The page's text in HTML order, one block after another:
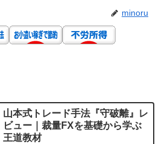
minoru
山本式トレード手法『守破離』レ
ビュー｜裁量FXを基礎から学ぶ
王道教材